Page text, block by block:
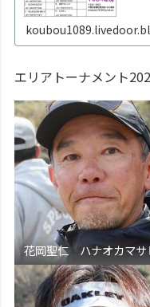
エリアトーナメント
花岡聖仁 ハナオカマサ